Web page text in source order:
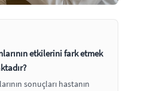
etkilerini fark etmek
sonuçları hastanın